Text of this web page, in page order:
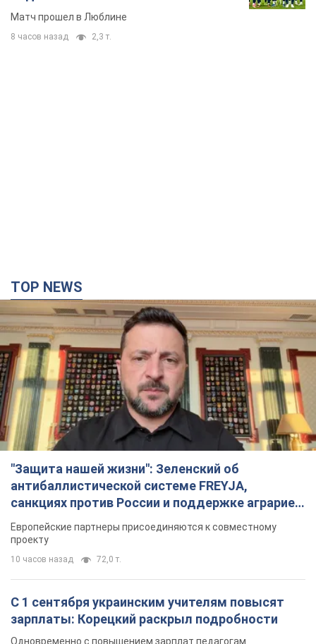
антибаллистической системе FREYJA,
санкциях против России и поддержке аграриев.
Видео
Европейские партнеры присоединяются к совместному
проекту
10 часов назад 72,0 т.
С 1 сентября украинским учителям повысят
зарплаты: Корецкий раскрыл подробности
Одновременно с повышением зарплат педагогам
стипендий
6 часов назад 3,9 т.
«Нам они тоже нужны»: Трамп ответил на
просьбу Зеленского о передаче Украине ракет
для Patriot
ограничены
5 часов назад 1,2 т.